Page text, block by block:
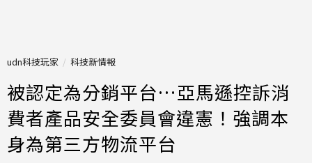
udn科技玩家 科技新情報
被認定為分銷平台…亞馬遜控訴消
費者產品安全委員會違憲！強調本
身為第三方物流平台